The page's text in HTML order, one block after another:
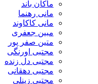
ماکان باند
مانی رهنما
مانی کاکاوند
مبین جعفری
متین صفر پور
مجتبی اورنگی
مجتبی دل زنده
مجتبی دهقانی
مجتبی زینلی